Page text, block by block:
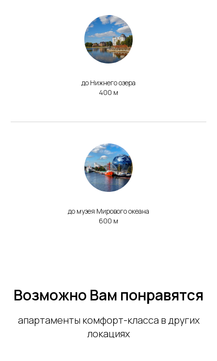
до Нижнего озера
400 м
до музея Мирового океана
600 м
Возможно Вам понравятся
апартаменты комфорт-класса в других
локациях